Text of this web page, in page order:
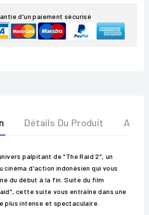
d'un paiement sécurisé
Détails Du Produit Avis
palpitant de "The Raid 2", un
d'action indonésien qui vous
du début à la fin. Suite du film
cette suite vous entraîne dans une
plus intense et spectaculaire.